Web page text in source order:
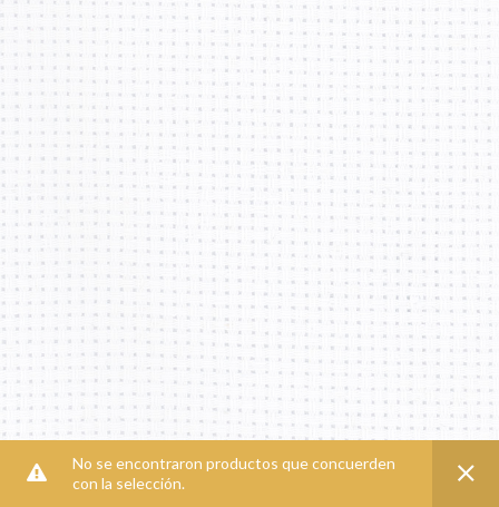
No se encontraron productos que concuerden
con la selección.